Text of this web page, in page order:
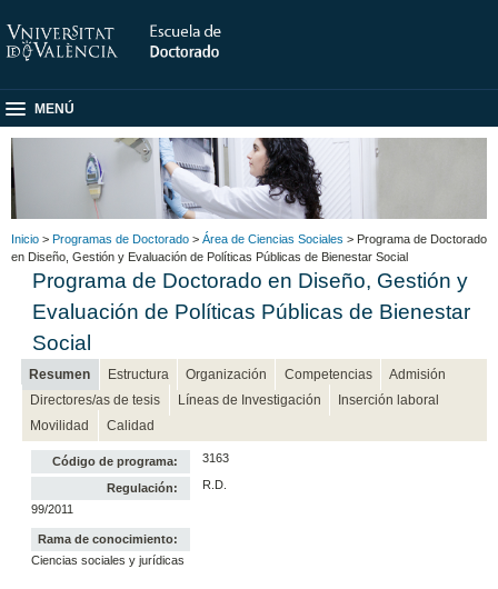
MENÚ
Inicio > Programas de Doctorado > Área de Ciencias Sociales > Programa de Doctorado
en Diseño, Gestión y Evaluación de Políticas Públicas de Bienestar Social
Programa de Doctorado en Diseño, Gestión y
Evaluación de Políticas Públicas de Bienestar
Social
Resumen Estructura Organización Competencias
Admisión
Directores/as de tesis
Líneas de Investigación
Inserción laboral
Movilidad
Calidad
Código de programa: 3163
Regulación:
R.D.
99/2011
Rama de conocimiento:
Ciencias sociales y jurídicas